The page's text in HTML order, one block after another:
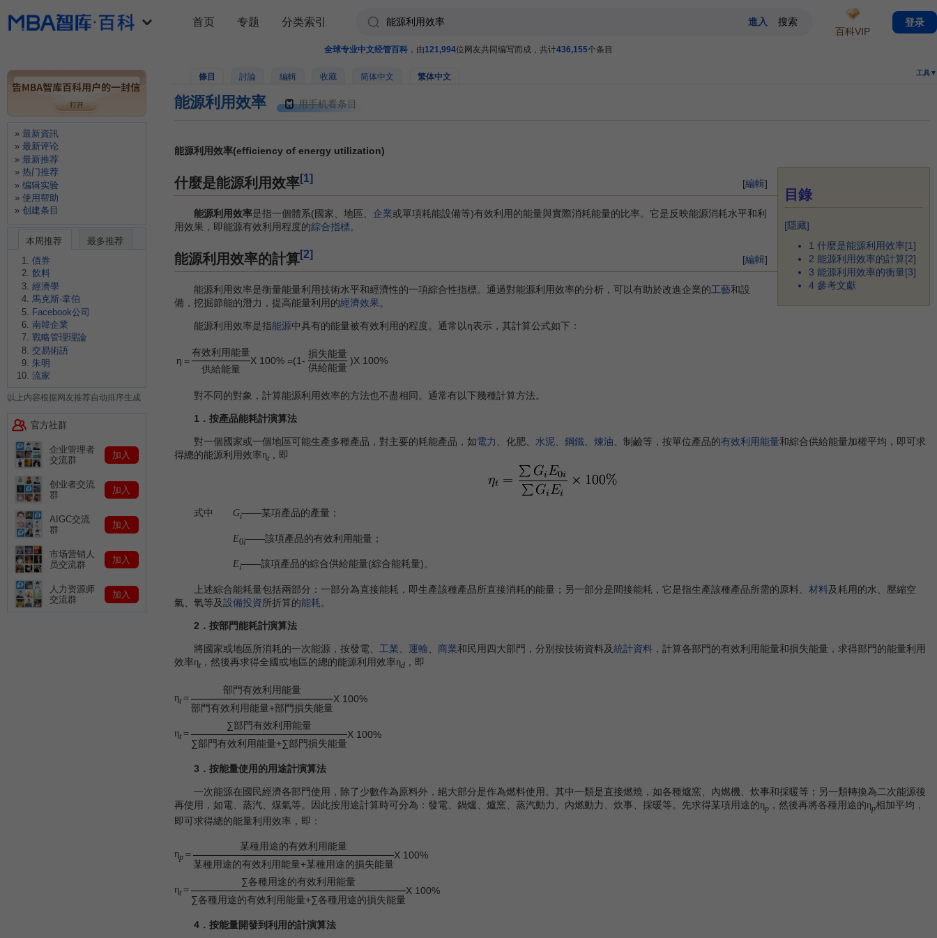
全球专业中文经管百科 ，由121,994位网友共同编写而成，共计436,155个条目
條目 討論 編輯 收藏 简体中文 繁体中文 工具▼
能源利用效率 用手机看条目
能源利用效率(efficiency of energy utilization)
目錄
[隱藏]
1 什麼是能源利用效率[1]
2 能源利用效率的計算[2]
3 能源利用效率的衡量[3]
4 參考文獻
[編輯]
什麼是能源利用效率[1]
能源利用效率是指一個體系(國家、地區、 企業或單項耗能設備等)有效利用的能量與實際消耗能量的比率。它是反映能源消耗水平和利
用效果，即能源有效利用程度的綜合指標。
[編輯]
能源利用效率的計算[2]
能源利用效率是衡量能量利用技術水平和經濟性的一項綜合性指標。通過對能源利用效率的分析，可以有助於改進企業的工藝和設
備，挖掘節能的潛力，提高能量利用的經濟效果。
能源利用效率是指能源中具有的能量被有效利用的程度。通常以η表示，其計算公式如下：
η＝
有效利用能量
X 100%
供給能量
=(1-
損失能量
供給能量
)X 100%
對不同的對象，計算能源利用效率的方法也不盡相同。通常有以下幾種計算方法。
1．按產品能耗計演算法
對一個國家或一個地區可能生產多種產品，對主要的耗能產品，如電力 、化肥、 水泥 鋼鐵 煉油 、制鹼等，按單位產品的有效利用能量和綜合供給能量加權平均，即可求
得總的能源利用效率ηt ，即
式中 Gi——某項產品的產量；
E0i——該項產品的有效利用能量；
Ei——該項產品的綜合供給能量(綜合能耗量)。
上述綜合能耗量包括兩部分：一部分為直接能耗，即生產該種產品所直接消耗的能量；另一部分是間接能耗，它是指生產該種產品所需的原料、 材料及耗用的水、壓縮空
氣、氧等及設備投資所折算的能耗。
2．按部門能耗計演算法
將國家或地區所消耗的一次能源，按發電、 工業 運輸 商業和民用四大部門，分別按技術資料及統計資料 ，計算各部門的有效利用能量和損失能量，求得部門的能量利用
效率ηt ，然後再求得全國或地區的總的能源利用效率ηd ，即
ηt ＝
部門有效利用能量
X 100%
部門有效利用能量+部門損失能量
ηt ＝
∑部門有效利用能量
X 100%
∑部門有效利用能量+∑部門損失能量
3．按能量使用的用途計演算法
一次能源在國民經濟各部門使用，除了少數作為原料外，絕大部分是作為燃料使用。其中一類是直接燃燒，如各種爐窯、內燃機、炊事和採暖等；另一類轉換為二次能源後
再使用，如電、蒸汽、煤氣等。因此按用途計算時可分為：發電、鍋爐、爐窯、蒸汽動力、內燃動力、炊事、採暖等。先求得某項用途的ηp ，然後再將各種用途的ηp相加平均，
即可求得總的能量利用效率，即：
ηp ＝
某種用途的有效利用能量
X 100%
某種用途的有效利用能量+某種用途的損失能量
ηt ＝
∑各種用途的有效利用能量
X 100%
∑各種用途的有效利用能量+∑各種用途的損失能量
4．按能量開發到利用的計演算法
首页 专题 分类索引
百科VIP
登录
最新資訊
最新评论
最新推荐
热门推荐
编辑实验
使用帮助
创建条目
本周推荐
最多推荐
債券
飲料
經濟學
馬克斯·韋伯
Facebook公司
南韓企業
戰略管理理論
交易術語
朱明
流家
以上内容根据网友推荐自动排序生成
官方社群
企业管理者
交流群
加入
创业者交流
群
加入
AIGC交流
群
加入
市场营销人
员交流群
加入
人力资源师
交流群
加入